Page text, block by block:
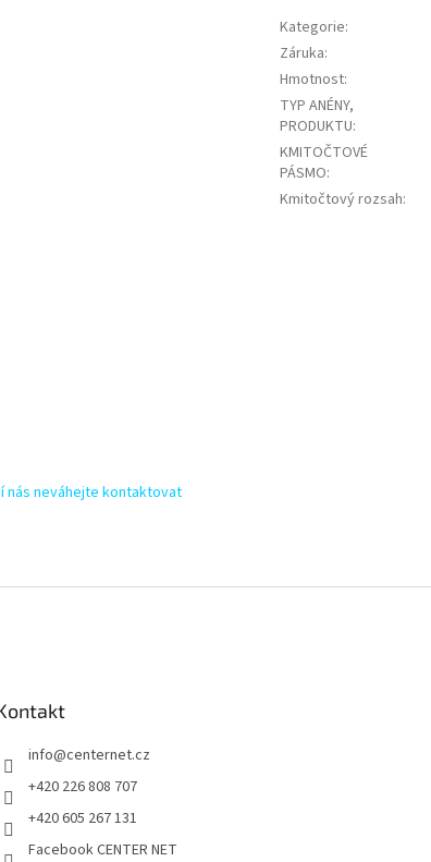
nás neváhejte kontaktovat
Kategorie:
Záruka:
Hmotnost:
TYP ANÉNY,
PRODUKTU:
KMITOČTOVÉ
PÁSMO:
Kmitočtový rozsah:
info@centernet.cz
+420 226 808 707
+420 605 267 131
Facebook CENTER NET